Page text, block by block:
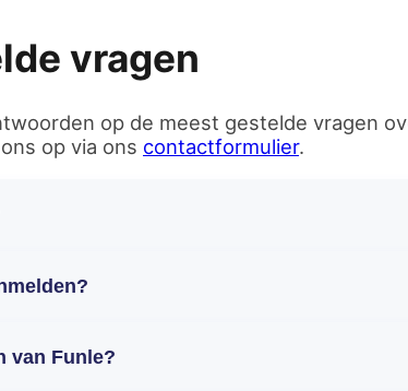
vragen
op de meest gestelde vragen
op via ons contactformulier.
van Funle?